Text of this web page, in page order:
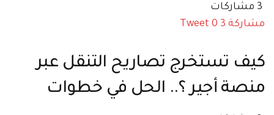
مشاركة 3
Tweet 0
كيف تستخرج تصاريح التنقل عبر
منصة أجير ؟.. الحل في خطوات